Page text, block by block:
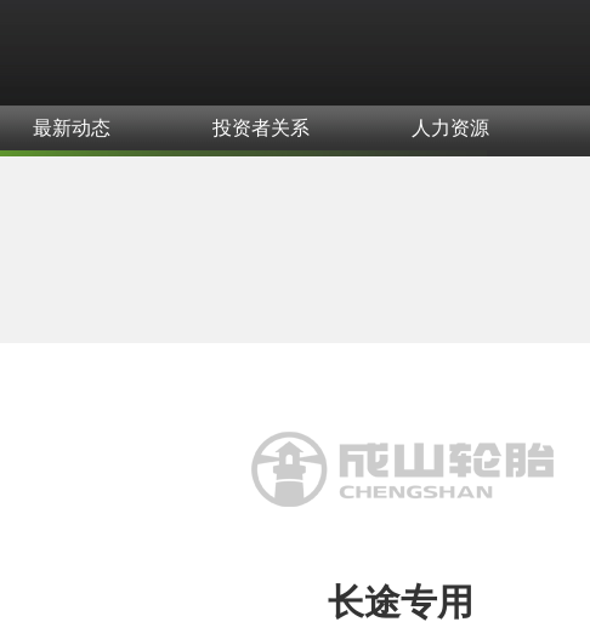
最新动态 投资者关系 人力资源
长途专用